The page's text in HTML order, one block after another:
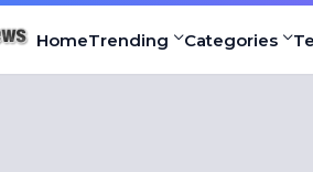
HomeTrending Categories